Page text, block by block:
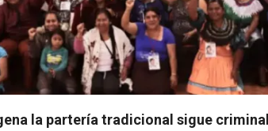
la partería tradicional sigue